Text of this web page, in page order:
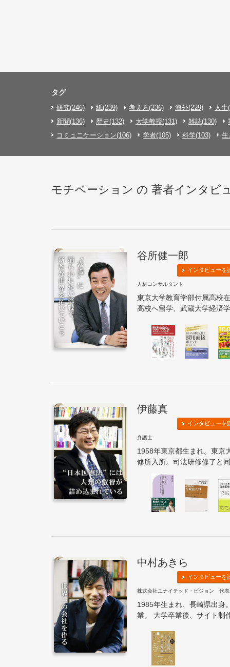
タグ
研究(246) 紙(239) 考え方(236) 海外(229)
人生
新聞(136)
歴史(132) 大学教授(131) 雑誌(130)
コミュニケーション(106)
学者(105) 科学(103) 生
モチベーション の 著者インタビ
谷所健一郎
インタビューを
人材コンサルタント
東京大学教育学部付属高校
高校へ留学、武蔵大学経済
伊藤真
インタビューを
弁護士
1958年東京都生まれ。東京
修所入所。司法研修修了と
中村あきら
インタビューを
株式会社ユナイテッド・ビジョン 代表
1985年生まれ、長崎県出身
業。 大学卒業後、サイト制